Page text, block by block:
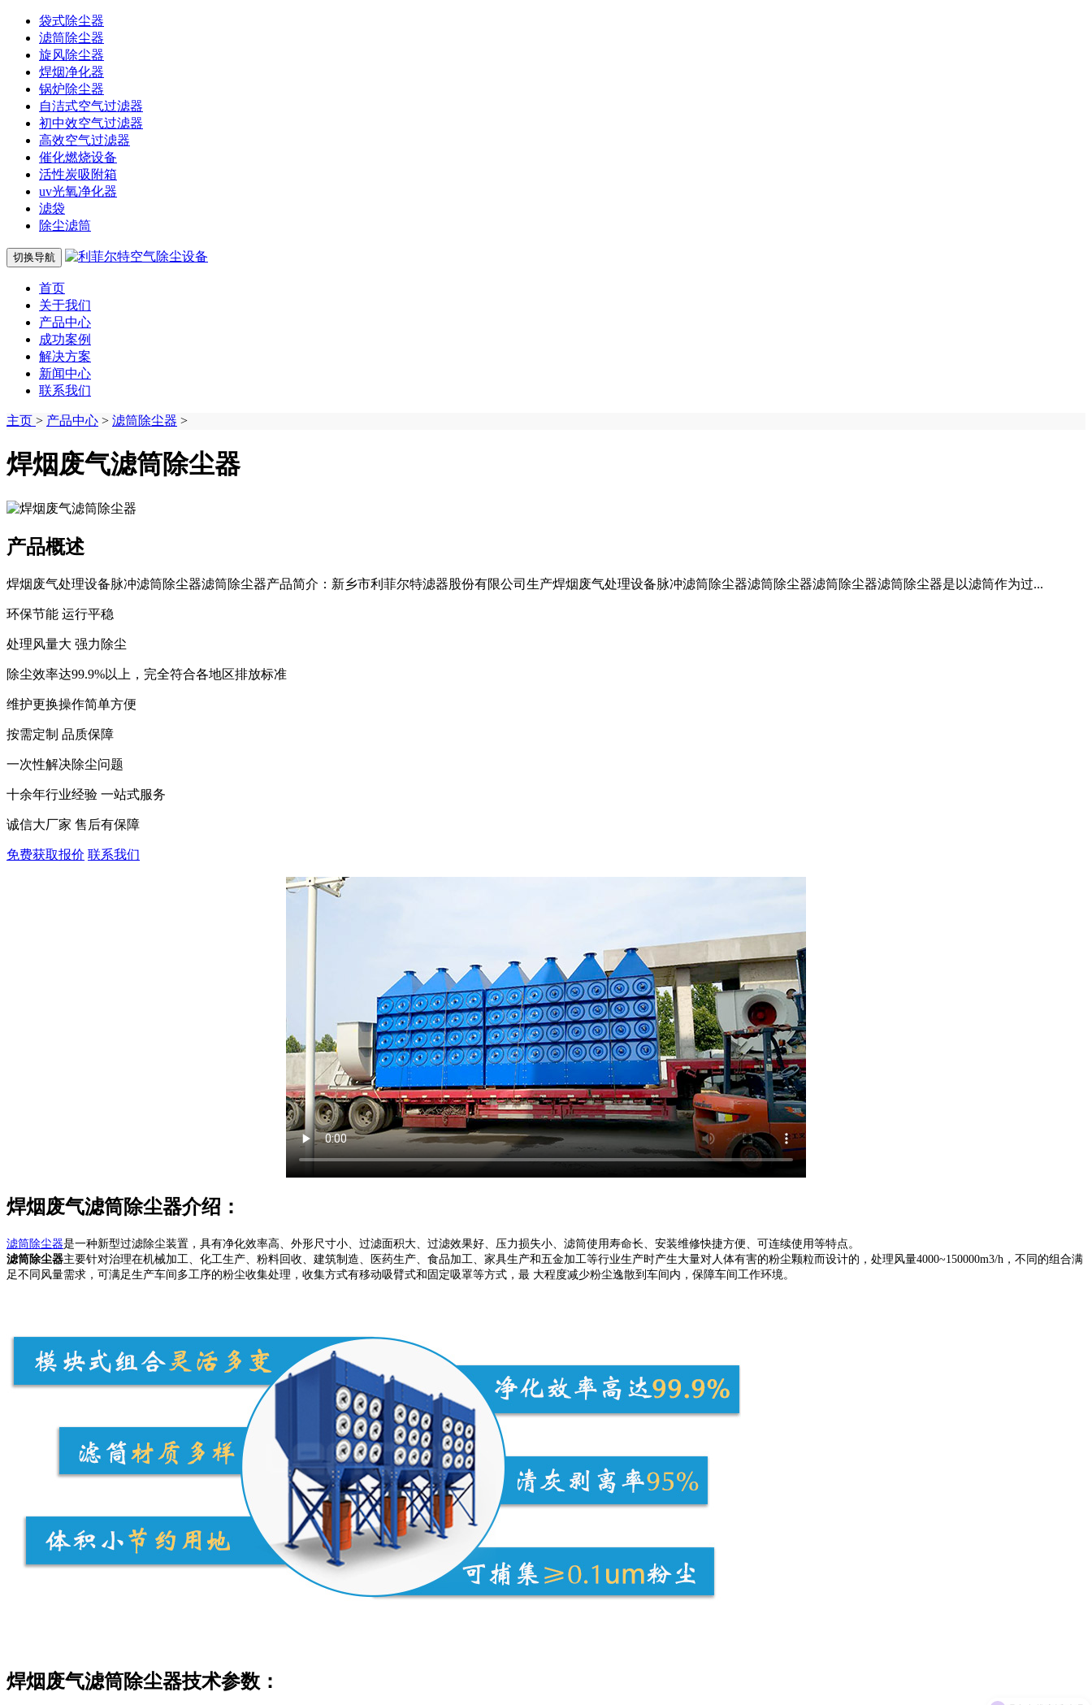
袋式除尘器
滤筒除尘器
旋风除尘器
焊烟净化器
锅炉除尘器
自洁式空气过滤器
初中效空气过滤器
高效空气过滤器
催化燃烧设备
活性炭吸附箱
uv光氧净化器
滤袋
除尘滤筒
切换导航
首页
关于我们
产品中心
成功案例
解决方案
新闻中心
联系我们
主页 > 产品中心 > 滤筒除尘器 >
焊烟废气滤筒除尘器
产品概述
焊烟废气处理设备脉冲滤筒除尘器滤筒除尘器产品简介：新乡市利菲尔特滤器股份有限公司生产焊烟废气处理设备脉冲滤筒除尘器滤筒除尘器滤筒除尘器滤筒除尘器是以滤筒作为过...
环保节能 运行平稳
处理风量大 强力除尘
除尘效率达99.9%以上，完全符合各地区排放标准
维护更换操作简单方便
按需定制 品质保障
一次性解决除尘问题
十余年行业经验 一站式服务
诚信大厂家 售后有保障
免费获取报价 联系我们
焊烟废气滤筒除尘器介绍：
滤筒除尘器是一种新型过滤除尘装置，具有净化效率高、外形尺寸小、过滤面积大、过滤效果好、压力损失小、滤筒使用寿命长、安装维修快捷方便、可连续使用等特点。
滤筒除尘器主要针对治理在机械加工、化工生产、粉料回收、建筑制造、医药生产、食品加工、家具生产和五金加工等行业生产时产生大量对人体有害的粉尘颗粒而设计的，处理风量4000~150000m3/h，不同的组合满
足不同风量需求，可满足生产车间多工序的粉尘收集处理，收集方式有移动吸臂式和固定吸罩等方式，最 大程度减少粉尘逸散到车间内，保障车间工作环境。
焊烟废气滤筒除尘器技术参数：